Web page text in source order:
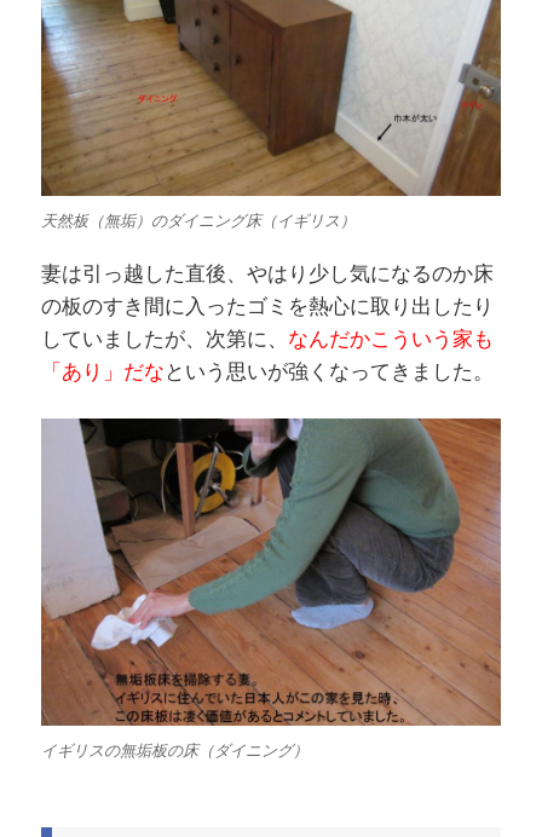
天然板（無垢）のダイニング床（イギリス）
妻は引っ越した直後、やはり少し気になるのか床
の板のすき間に入ったゴミを熱心に取り出したり
していましたが、次第に、 なんだかこういう家も
「あり」だな という思いが強くなってきました。
イギリスの無垢板の床（ダイニング）